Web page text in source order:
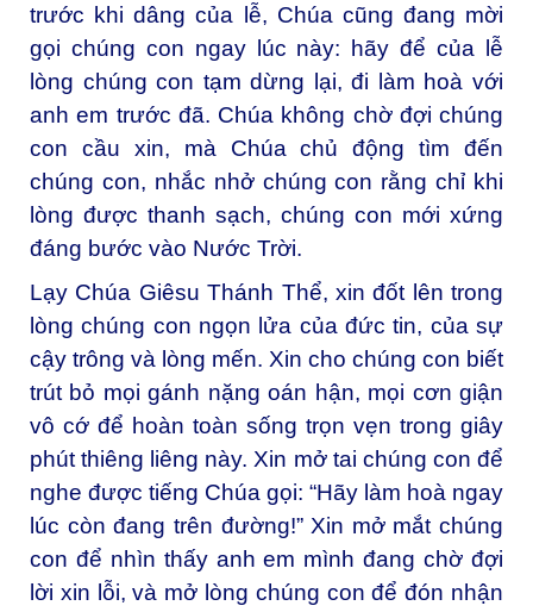
trước khi dâng của lễ, Chúa cũng đang mời
gọi chúng con ngay lúc này: hãy để của lễ
lòng chúng con tạm dừng lại, đi làm hoà với
anh em trước đã. Chúa không chờ đợi chúng
con cầu xin, mà Chúa chủ động tìm đến
chúng con, nhắc nhở chúng con rằng chỉ khi
lòng được thanh sạch, chúng con mới xứng
đáng bước vào Nước Trời.
Lạy Chúa Giêsu Thánh Thể, xin đốt lên trong
lòng chúng con ngọn lửa của đức tin, của sự
cậy trông và lòng mến. Xin cho chúng con biết
trút bỏ mọi gánh nặng oán hận, mọi cơn giận
vô cớ để hoàn toàn sống trọn vẹn trong giây
phút thiêng liêng này. Xin mở tai chúng con để
nghe được tiếng Chúa gọi: “Hãy làm hoà ngay
lúc còn đang trên đường!” Xin mở mắt chúng
con để nhìn thấy anh em mình đang chờ đợi
lời xin lỗi, và mở lòng chúng con để đón nhận